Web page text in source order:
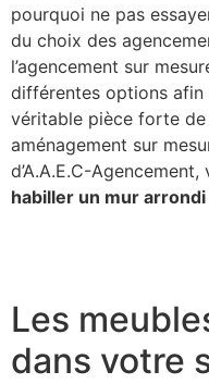
pourquoi ne pas
du choix des
l’agencement sur
différentes options
véritable pièce forte
aménagement sur
d’A.A.E.C-
habiller un mur arrondi
Les
dans votre